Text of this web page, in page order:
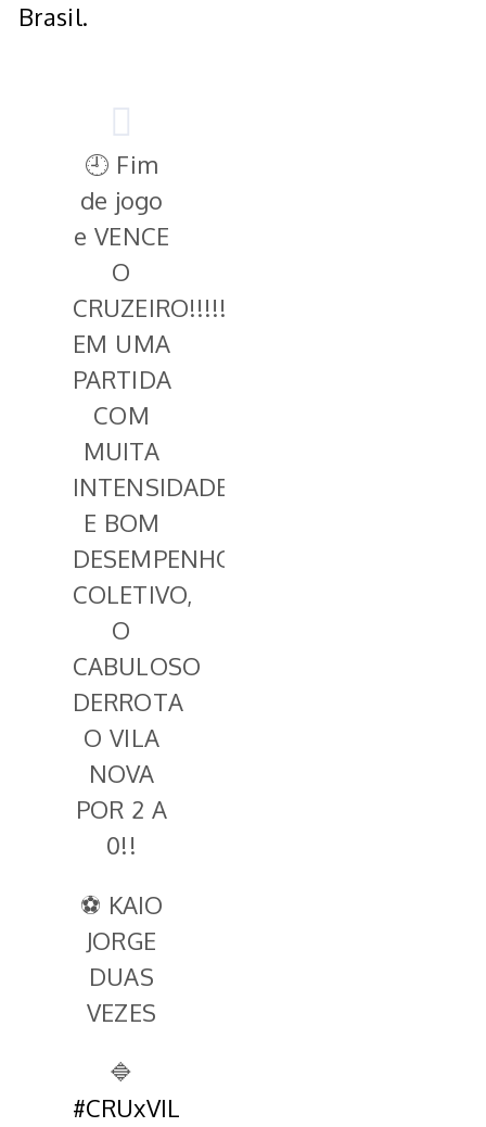
Brasil.
🕘 Fim
de jogo
e VENCE
O
CRUZEIRO!!!!!
EM UMA
PARTIDA
COM
MUITA
INTENSIDADE
E BOM
DESEMPENHO
COLETIVO,
O
CABULOSO
DERROTA
O VILA
NOVA
POR 2 A
0!!
⚽ KAIO
JORGE
DUAS
VEZES
🔷
#CRUxVIL